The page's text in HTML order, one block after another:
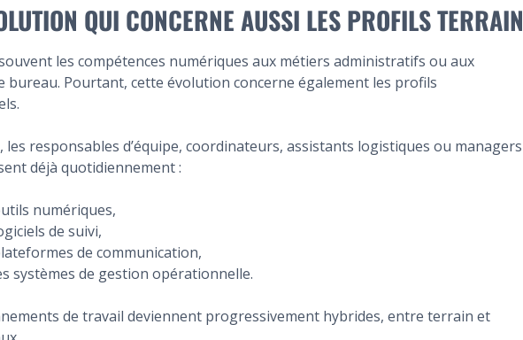
QUI CONCERNE AUSSI LES PROFILS TERRAIN
les compétences numériques aux métiers administratifs ou aux
bureau. Pourtant, cette évolution concerne également les profils
les responsables d’équipe, coordinateurs, assistants logistiques ou managers
déjà quotidiennement :
numériques,
de suivi,
de communication,
systèmes de gestion opérationnelle.
de travail deviennent progressivement hybrides, entre terrain et